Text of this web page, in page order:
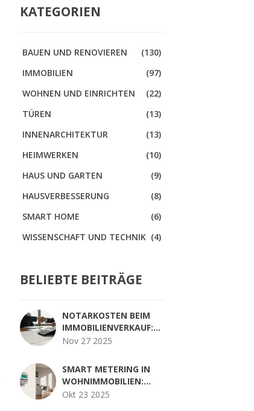
KATEGORIEN
BAUEN UND RENOVIEREN
(130)
IMMOBILIEN
(97)
WOHNEN UND EINRICHTEN
(22)
TÜREN
(13)
INNENARCHITEKTUR
(13)
HEIMWERKEN
(10)
HAUS UND GARTEN
(9)
HAUSVERBESSERUNG
(8)
SMART HOME
(6)
WISSENSCHAFT UND TECHNIK (4)
BELIEBTE BEITRÄGE
NOTARKOSTEN BEIM
IMMOBILIENVERKAUF:
SO SPAREN SIE BEI
Nov 27 2025
SMART METERING IN
WOHNIMMOBILIEN:
MEHR TRANSPARENZ
Okt 23 2025